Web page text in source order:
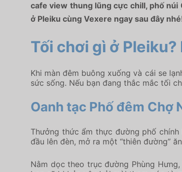
cafe view thung lũng cực chill, phố núi
ở Pleiku cùng Vexere ngay sau đây
Tối chơi gì ở
Khi màn đêm buông xuống và cái se
sức sống. Nếu bạn đang thắc mắc tối
Oanh tạc Phố đêm Chợ
Thưởng thức ẩm thực đường phố
đầu lên đèn, mở ra một “thiên đường”
Nằm dọc theo trục đường Phùng